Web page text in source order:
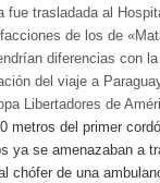
trasladada al
de los de
diferencias con
del viaje a
Libertadores de
metros del primer
ya se amenazaban a
chófer de una